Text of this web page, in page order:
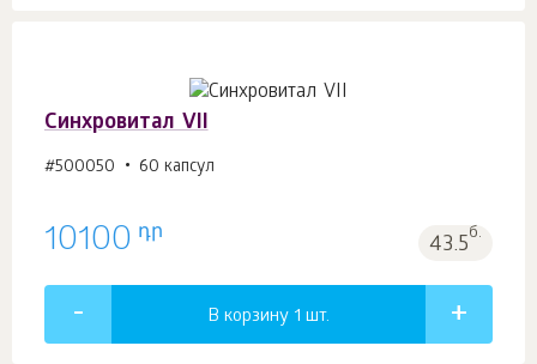
Синхровитал VII
#500050 60 капсул
10100 դր 43.5б.
В корзину 1 шт.